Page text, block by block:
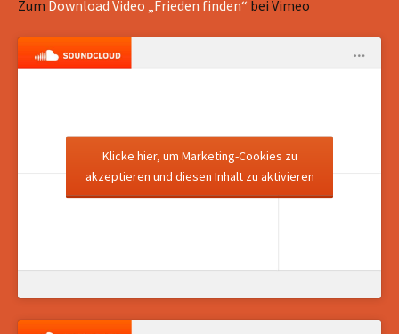
Zum Download Video „Frieden finden“ bei Vimeo
Klicke hier, um Marketing-Cookies zu
akzeptieren und diesen Inhalt zu aktivieren